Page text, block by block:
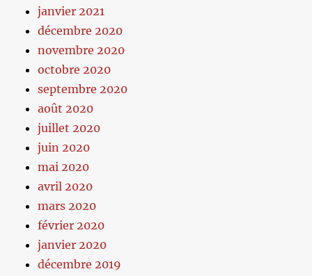
janvier 2021
décembre 2020
novembre 2020
octobre 2020
septembre 2020
août 2020
juillet 2020
juin 2020
mai 2020
avril 2020
mars 2020
février 2020
janvier 2020
décembre 2019